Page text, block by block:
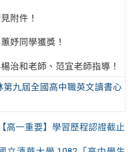
附件！
妤同學獲獎！
治和老師、范宜老師指導！
第九屆全國高中職英文讀書心
【高一重要】學習歷程認證截止